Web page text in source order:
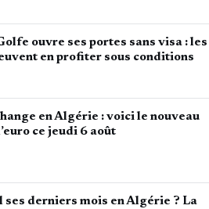
ouvre ses portes sans visa : les
en profiter sous conditions
en Algérie : voici le nouveau
ce jeudi 6 août
ses derniers mois en Algérie ? La